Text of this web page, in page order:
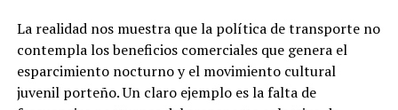
La realidad nos muestra que la política de transporte no
contempla los beneficios comerciales que genera el
esparcimiento nocturno y el movimiento cultural
juvenil porteño. Un claro ejemplo es la falta de